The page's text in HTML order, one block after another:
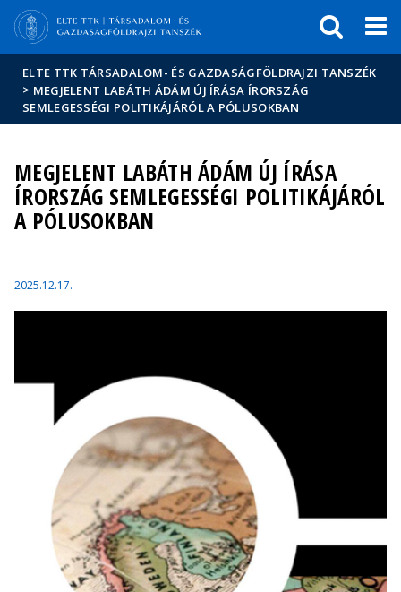
Hírek
Események
ELTE a
sajtóban
ELTE TTK TÁRSADALOM- ÉS GAZDASÁGFÖLDRAJZI TANSZÉK
> MEGJELENT LABÁTH ÁDÁM ÚJ ÍRÁSA ÍRORSZÁG
SEMLEGESSÉGI POLITIKÁJÁRÓL A PÓLUSOKBAN
MEGJELENT LABÁTH ÁDÁM ÚJ ÍRÁSA
ÍRORSZÁG SEMLEGESSÉGI POLITIKÁJÁRÓL
A PÓLUSOKBAN
2025.12.17.